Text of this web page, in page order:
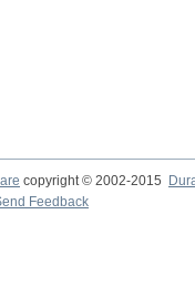
copyright © 2002-2015
Feedback